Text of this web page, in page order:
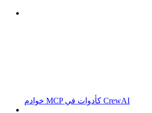
خوادم MCP كأدوات في CrewAI